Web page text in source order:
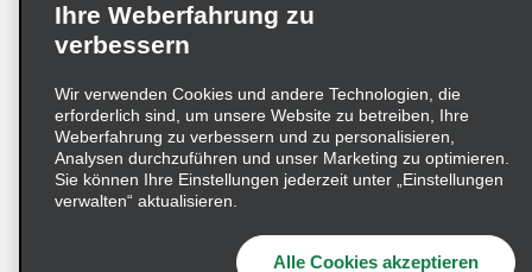
Impressum Nutzungsbedingungen
Datenschutzrichtlinie
Cookie-Richtlinie
Datenschutzoptionen
Lieferkettensorgfaltspflichtengesetz (LkSG) Grundsatzerklärung
Beschwerdeverfahren nach dem
Ihre Weberfahrung zu
verbessern
Wir verwenden Cookies und andere Technologien, die
erforderlich sind, um unsere Website zu betreiben, Ihre
Weberfahrung zu verbessern und zu personalisieren,
Analysen durchzuführen und unser Marketing zu optimieren.
Sie können Ihre Einstellungen jederzeit unter „Einstellungen
verwalten“ aktualisieren.
Alle Cookies akzeptieren